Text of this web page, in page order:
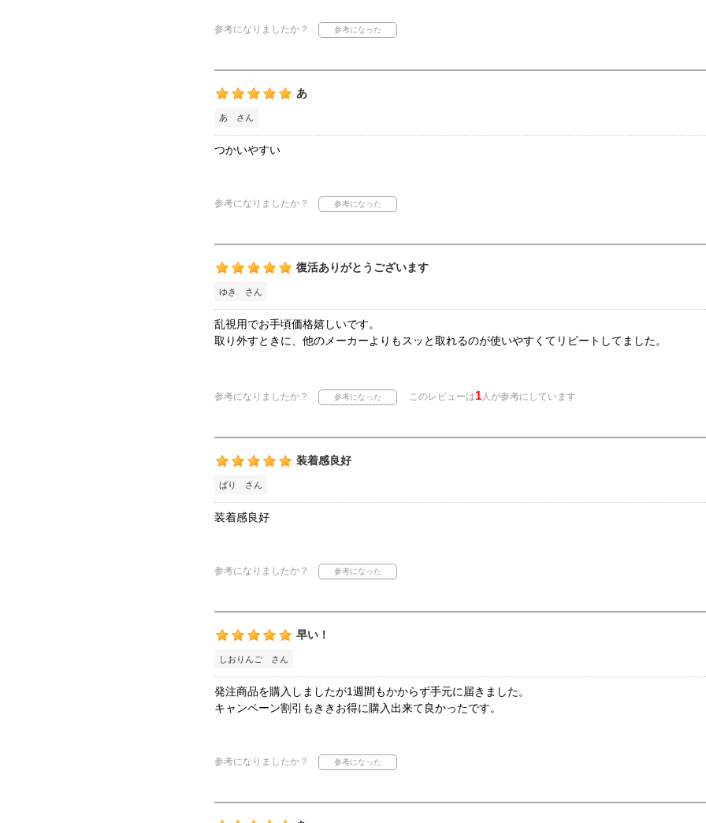
参考になりましたか？
あ
あ さん
つかいやすい
参考になりましたか？
復活ありがとうございます
ゆき さん
乱視用でお手頃価格嬉しいです。
取り外すときに、他のメーカーよりもスッと取れるのが使いやすくてリピートしてました。
参考になりましたか？ このレビューは1人が参考にしています
装着感良好
ばり さん
装着感良好
参考になりましたか？
早い！
しおりんご さん
発注商品を購入しましたが1週間もかからず手元に届きました。
キャンペーン割引もききお得に購入出来て良かったです。
参考になりましたか？